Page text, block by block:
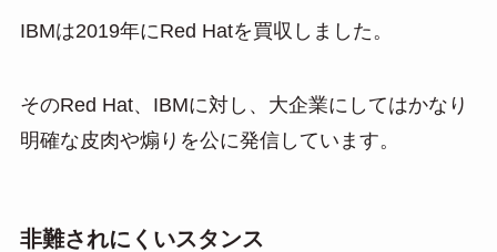
IBMは2019年にRed Hatを買収しました。
そのRed Hat、IBMに対し、大企業にしてはかなり
明確な皮肉や煽りを公に発信しています。
非難されにくいスタンス